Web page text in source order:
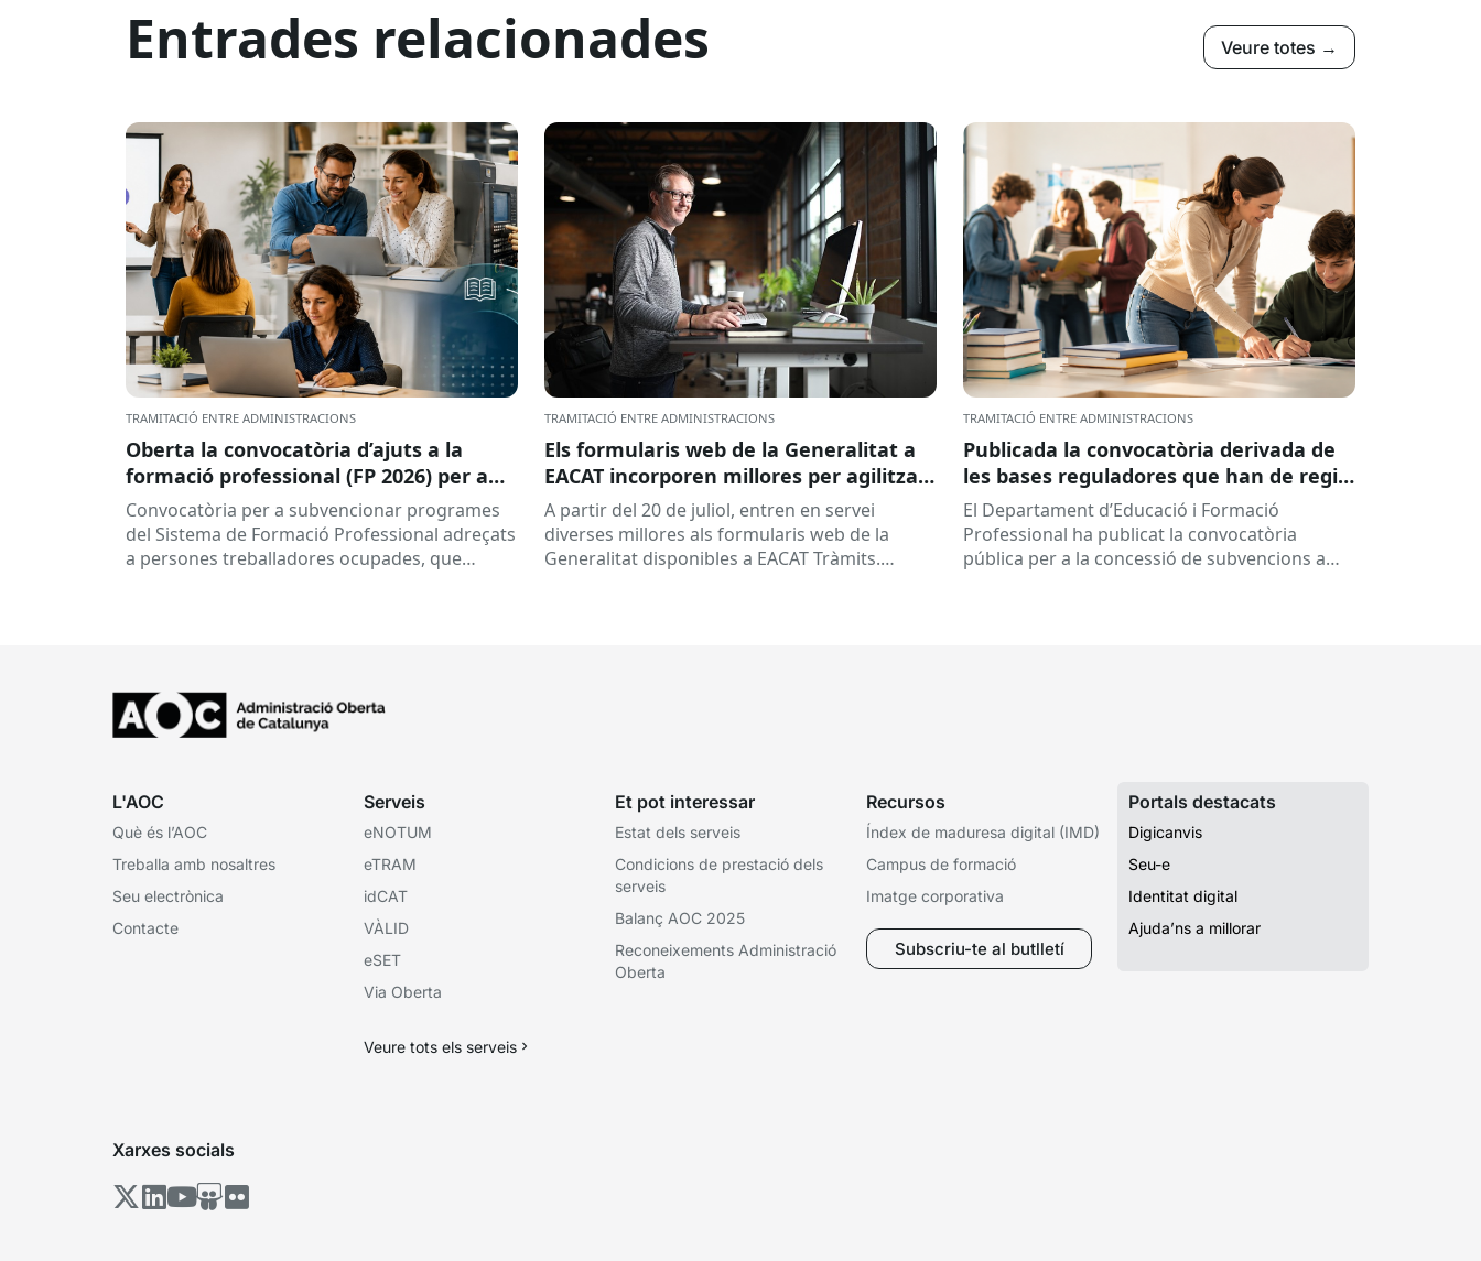
Entrades relacionades Veure totes →
TRAMITACIÓ ENTRE ADMINISTRACIONS
Oberta la convocatòria d’ajuts a la
formació professional (FP 2026) per a
persones treballadores ocupades
Convocatòria per a subvencionar programes
del Sistema de Formació Professional adreçats
a persones treballadores ocupades, que
TRAMITACIÓ ENTRE ADMINISTRACIONS
Els formularis web de la Generalitat a
EACAT incorporen millores per agilitzar
la tramitació
A partir del 20 de juliol, entren en servei
diverses millores als formularis web de la
Generalitat disponibles a EACAT Tràmits.
TRAMITACIÓ ENTRE ADMINISTRACIONS
Publicada la convocatòria derivada de
les bases reguladores que han de regir
la concessió de subvencions a centres
educatius, per al desenvolupament de
programes de formació i inserció,
El Departament d’Educació i Formació
Professional ha publicat la convocatòria
pública per a la concessió de subvencions a
L'AOC
Què és l’AOC
Treballa amb nosaltres
Seu electrònica
Contacte
Serveis
eNOTUM
eTRAM
idCAT
VÀLID
eSET
Via Oberta
Veure tots els serveis
Et pot interessar
Estat dels serveis
Condicions de prestació dels
serveis
Balanç AOC 2025
Reconeixements Administració
Oberta
Recursos
Índex de maduresa digital (IMD)
Campus de formació
Imatge corporativa
Subscriu-te al butlletí
Portals destacats
Digicanvis
Seu-e
Identitat digital
Ajuda’ns a millorar
Xarxes socials